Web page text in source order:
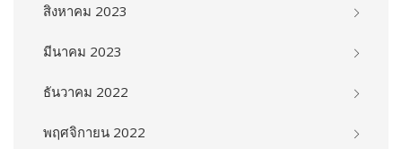
สิงหาคม 2023
มีนาคม 2023
ธันวาคม 2022
พฤศจิกายน 2022